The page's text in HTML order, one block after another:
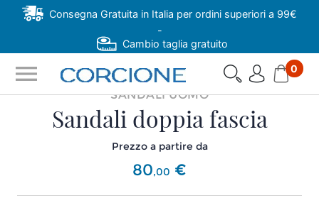
Consegna Gratuita in Italia per ordini superiori a 99€
-
Cambio taglia gratuito
menu 0
SANDALI UOMO
Sandali doppia fascia
Prezzo a partire da
80,00 €